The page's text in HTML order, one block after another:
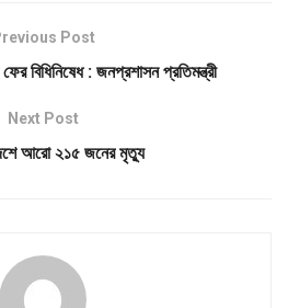
Post
বিধিনিষেধ : জনপ্রশাসন প্রতিমন্ত্রী
Next Post
আরো ২১৫ জনের মৃত্যু